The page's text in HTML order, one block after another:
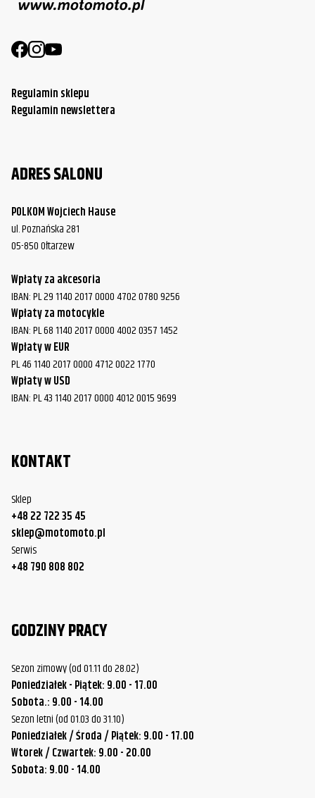
Regulamin sklepu
Regulamin newslettera
ADRES SALONU
POLKOM Wojciech Hause
ul. Poznańska 281
05-850 Ołtarzew
Wpłaty za akcesoria
IBAN: PL 29 1140 2017 0000 4702 0780 9256
Wpłaty za motocykle
IBAN: PL 68 1140 2017 0000 4002 0357 1452
Wpłaty w EUR
PL 46 1140 2017 0000 4712 0022 1770
Wpłaty w USD
IBAN: PL 43 1140 2017 0000 4012 0015 9699
KONTAKT
Sklep
+48 22 722 35 45
sklep@motomoto.pl
Serwis
+48 790 808 802
GODZINY PRACY
Sezon zimowy (od 01.11 do 28.02)
Poniedziałek - Piątek: 9.00 - 17.00
Sobota.: 9.00 - 14.00
Sezon letni (od 01.03 do 31.10)
Poniedziałek / Środa / Piątek: 9.00 - 17.00
Wtorek / Czwartek: 9.00 - 20.00
Sobota: 9.00 - 14.00